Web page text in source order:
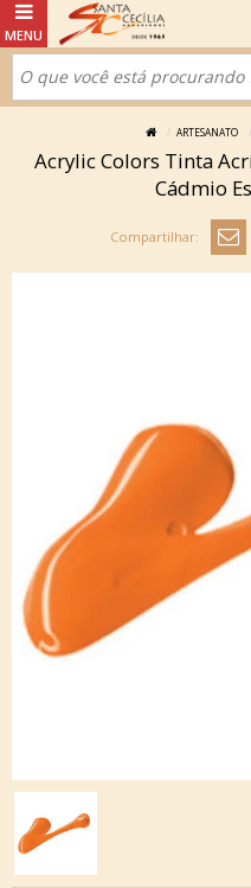
ARTESANATO
Acrylic Colors Tinta
Cádmio